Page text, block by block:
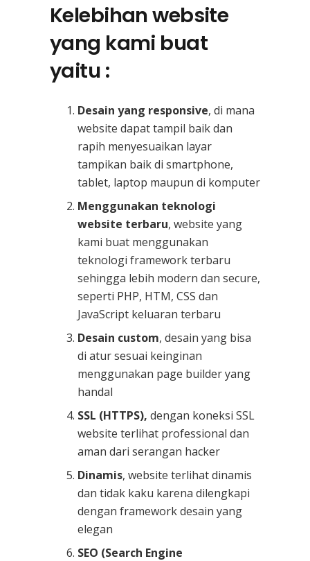
Kelebihan website
yang kami buat
yaitu :
Desain yang responsive, di mana
website dapat tampil baik dan
rapih menyesuaikan layar
tampikan baik di smartphone,
tablet, laptop maupun di komputer
Menggunakan teknologi
website terbaru, website yang
kami buat menggunakan
teknologi framework terbaru
sehingga lebih modern dan secure,
seperti PHP, HTM, CSS dan
JavaScript keluaran terbaru
Desain custom, desain yang bisa
di atur sesuai keinginan
menggunakan page builder yang
handal
SSL (HTTPS), dengan koneksi SSL
website terlihat professional dan
aman dari serangan hacker
Dinamis, website terlihat dinamis
dan tidak kaku karena dilengkapi
dengan framework desain yang
elegan
SEO (Search Engine